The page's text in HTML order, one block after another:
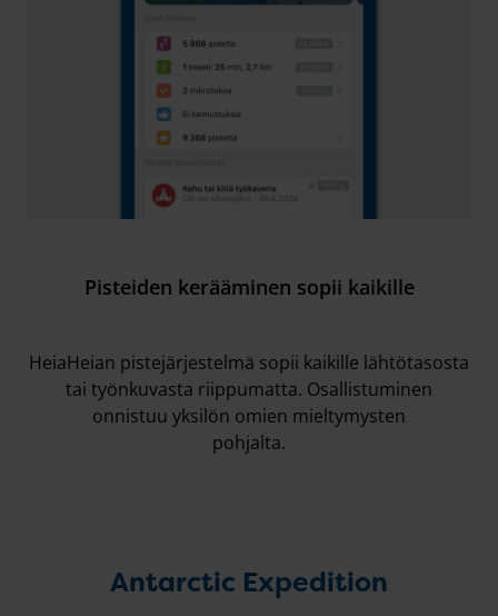
Pisteiden kerääminen sopii kaikille
HeiaHeian pistejärjestelmä sopii kaikille lähtötasosta
tai työnkuvasta riippumatta. Osallistuminen
onnistuu yksilön omien mieltymysten
pohjalta.
Antarctic Expedition